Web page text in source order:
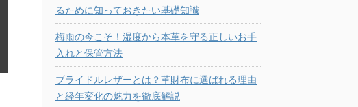
るために知っておきたい基礎知識
梅雨の今こそ！湿度から本革を守る正しいお手
入れと保管方法
ブライドルレザーとは？革財布に選ばれる理由
と経年変化の魅力を徹底解説